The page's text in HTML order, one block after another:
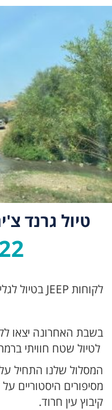
טיול גרנד
לקוחות JEEP בטיול לגליל התחתון!
לטיול שטח חוויתי
המסלול שלנו התחיל
מסיפורים היסטוריים
קיבוץ עין חרוד.